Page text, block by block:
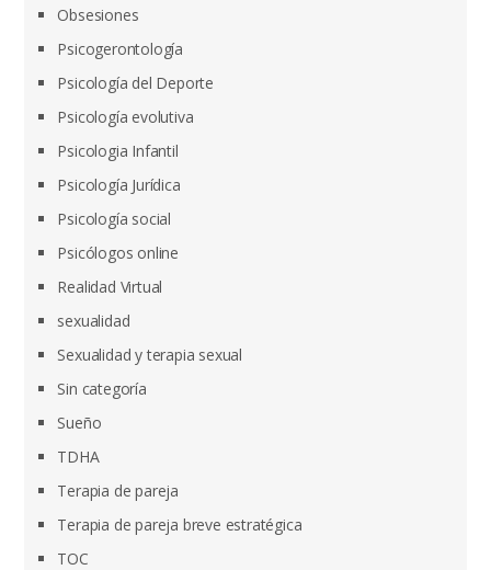
Obsesiones
Psicogerontología
Psicología del Deporte
Psicología evolutiva
Psicologia Infantil
Psicología Jurídica
Psicología social
Psicólogos online
Realidad Virtual
sexualidad
Sexualidad y terapia sexual
Sin categoría
Sueño
TDHA
Terapia de pareja
Terapia de pareja breve estratégica
TOC